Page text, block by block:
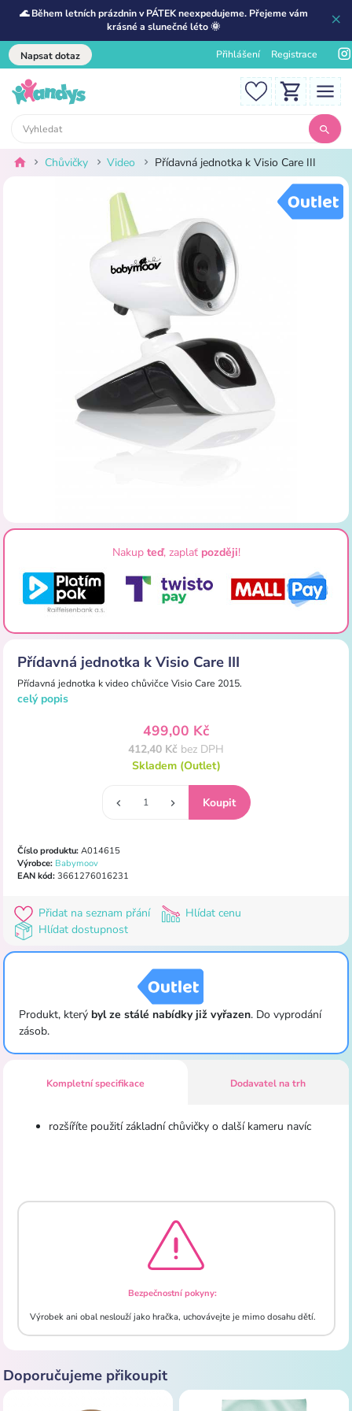
🌊 Během letních prázdnin v PÁTEK neexpedujeme. Přejeme vám
krásné a slunečné léto 🌞
Napsat dotaz Přihlášení Registrace
Chůvičky Video Přídavná jednotka k Visio Care III
Nakup teď, zaplať později!
Přídavná jednotka k Visio Care III
Přídavná jednotka k video chůvičce Visio Care 2015.
celý popis
499,00 Kč
412,40 Kč bez DPH
Skladem (Outlet)
Číslo produktu:A014615
Výrobce: Babymoov
EAN kód:3661276016231
Přidat na seznam přání
Hlídat cenu
Hlídat dostupnost
Produkt, který byl ze stálé nabídky již vyřazen. Do vyprodání
zásob.
Kompletní specifikace Dodavatel na trh
rozšíříte použití základní chůvičky o další kameru navíc
Bezpečnostní pokyny:
Výrobek ani obal neslouží jako hračka, uchovávejte je mimo dosahu dětí.
Doporučujeme přikoupit